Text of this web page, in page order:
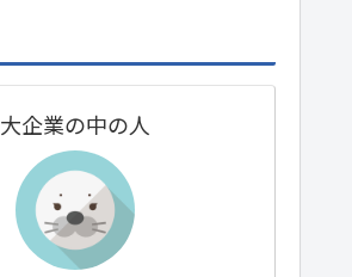
大企業の中の人